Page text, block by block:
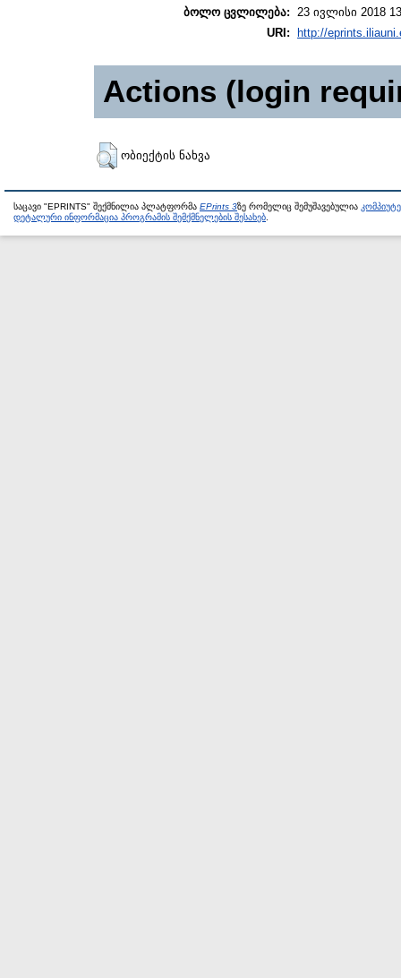
ბოლო ცვლილება: 23 ივლისი 2018
URI:
http://
Actions (login
ობიექტის ნახვა
საცავი "EPRINTS" შექმნილია პლატფორმა EPrints 3ზე რომელიც შემუშავებულია
დეტალური ინფორმაცია პროგრამის შემქმნელების შესახებ.